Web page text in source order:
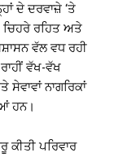
ਦੇ ਦਰਵਾਜ਼ੇ ‘ਤੇ
ਰਹਿਤ ਅਤੇ
ਵੱਲ ਵਧ ਰਹੀ
ਵੱਖ-ਵੱਖ
ਨਾਗਰਿਕਾਂ
ਹਨ।
ਕੀਤੀ ਪਰਿਵਾਰ